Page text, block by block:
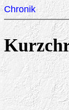
Chronik